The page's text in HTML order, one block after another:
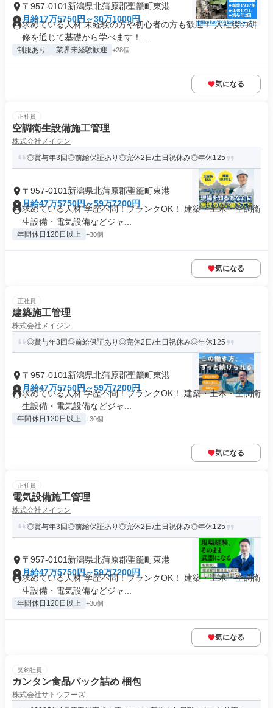
〒957-0101新潟県北蒲原郡聖籠町東港
月給17万5750円～30万1000円
求めている人材 未経験の方や初心者の方も歓迎！ 入社後の研
修を通じて基礎から学べます！...
制服あり 業界未経験歓迎 +28個
気になる
正社員
空調衛生設備施工管理
株式会社メイジン
◎賞与年3回◎前給保証あり◎完休2日/土日祝休み◎年休125
〒957-0101新潟県北蒲原郡聖籠町東港
月給47万5750円～59万7200円
求めている人材 学歴不問！ブランクOK！ 建築・土木・空調衛
生設備・電気設備などジャ...
年間休日120日以上 +30個
気になる
正社員
建築施工管理
株式会社メイジン
◎賞与年3回◎前給保証あり◎完休2日/土日祝休み◎年休125
〒957-0101新潟県北蒲原郡聖籠町東港
月給47万5750円～59万7200円
求めている人材 学歴不問！ブランクOK！ 建築・土木・空調衛
生設備・電気設備などジャ...
年間休日120日以上 +30個
気になる
正社員
電気設備施工管理
株式会社メイジン
◎賞与年3回◎前給保証あり◎完休2日/土日祝休み◎年休125
〒957-0101新潟県北蒲原郡聖籠町東港
月給47万5750円～59万7200円
求めている人材 学歴不問！ブランクOK！ 建築・土木・空調衛
生設備・電気設備などジャ...
年間休日120日以上 +30個
気になる
契約社員
カンタン食品パック詰め 梱包
株式会社サトウフーズ